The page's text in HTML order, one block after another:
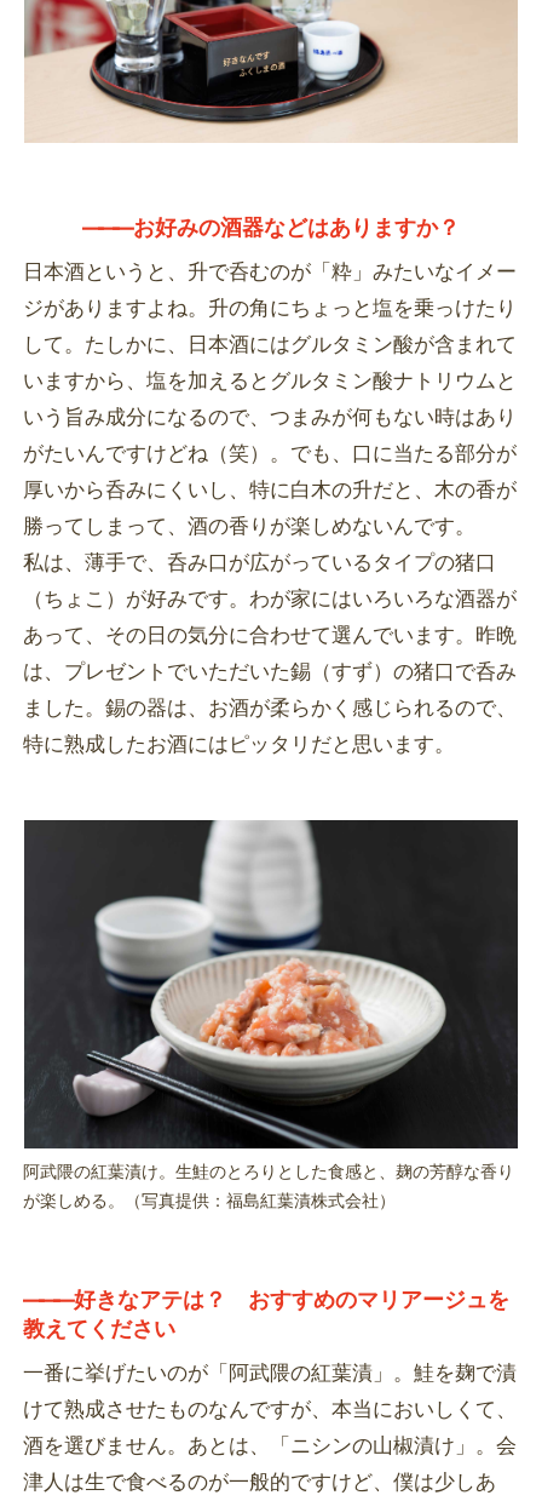
―――お好みの酒器などはありますか？
日本酒というと、升で呑むのが「粋」みたいなイメー
ジがありますよね。升の角にちょっと塩を乗っけたり
して。たしかに、日本酒にはグルタミン酸が含まれて
いますから、塩を加えるとグルタミン酸ナトリウムと
いう旨み成分になるので、つまみが何もない時はあり
がたいんですけどね（笑）。でも、口に当たる部分が
厚いから呑みにくいし、特に白木の升だと、木の香が
勝ってしまって、酒の香りが楽しめないんです。
私は、薄手で、呑み口が広がっているタイプの猪口
（ちょこ）が好みです。わが家にはいろいろな酒器が
あって、その日の気分に合わせて選んでいます。昨晩
は、プレゼントでいただいた錫（すず）の猪口で呑み
ました。錫の器は、お酒が柔らかく感じられるので、
特に熟成したお酒にはピッタリだと思います。
阿武隈の紅葉漬け。生鮭のとろりとした食感と、麹の芳醇な香り
が楽しめる。（写真提供：福島紅葉漬株式会社）
―――好きなアテは？ おすすめのマリアージュを
教えてください
一番に挙げたいのが「阿武隈の紅葉漬」。鮭を麹で漬
けて熟成させたものなんですが、本当においしくて、
酒を選びません。あとは、「ニシンの山椒漬け」。会
津人は生で食べるのが一般的ですけど、僕は少しあ